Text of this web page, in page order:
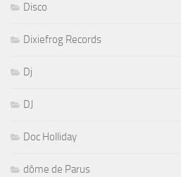
Disco
Dixiefrog Records
Dj
DJ
Doc Holliday
dôme de Parus